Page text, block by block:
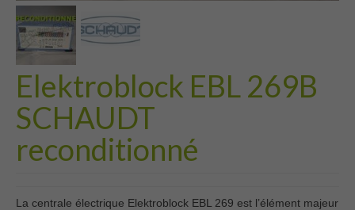
Elektroblock EBL 269B
SCHAUDT
reconditionné
La centrale électrique Elektroblock EBL 269 est l’élément majeur